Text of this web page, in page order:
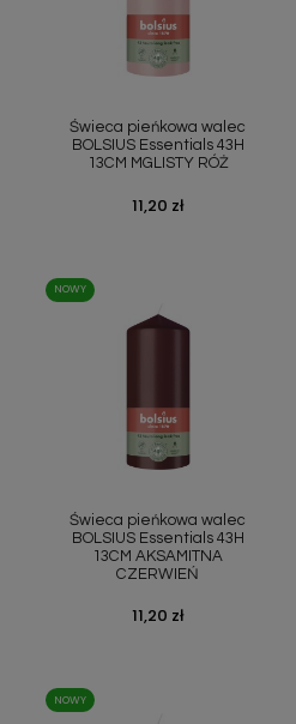
Świeca pieńkowa walec
BOLSIUS Essentials 43H
13CM MGLISTY RÓŻ
Cena
11,20 zł
Świeca pieńkowa walec
BOLSIUS Essentials 43H
13CM AKSAMITNA
CZERWIEŃ
Cena
11,20 zł
NOWY
NOWY